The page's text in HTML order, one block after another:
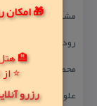
🏨
⭐ از 1 تا 5 ستاره | فولبرد | نزدیک حرم
رزرو
مشكل می كند. از
رودخانه، چاه ژرف
محصولات متنوعی
علوفه ای، بنشن،